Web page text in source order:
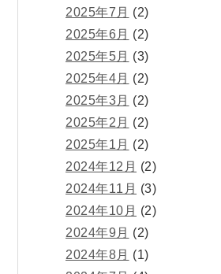
2025年7月 (2)
2025年6月 (2)
2025年5月 (3)
2025年4月 (2)
2025年3月 (2)
2025年2月 (2)
2025年1月 (2)
2024年12月 (2)
2024年11月 (3)
2024年10月 (2)
2024年9月 (2)
2024年8月 (1)